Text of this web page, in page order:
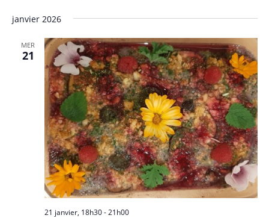
janvier 2026
MER
21
21 janvier, 18h30-21h00